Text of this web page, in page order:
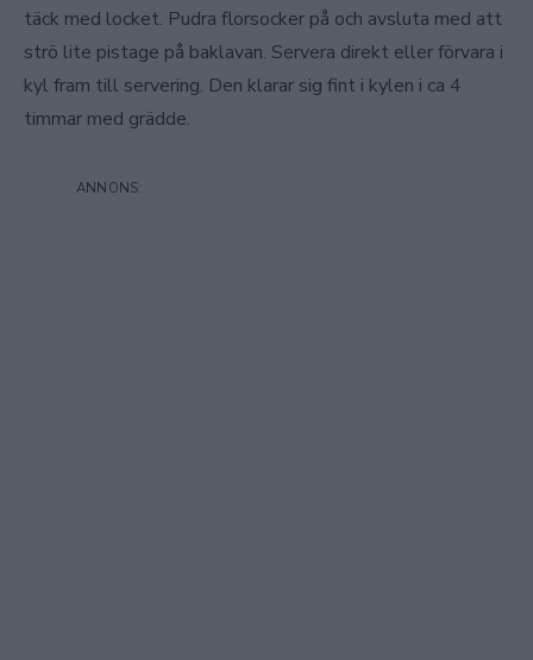
täck med locket. Pudra florsocker på och avsluta med att
strö lite pistage på baklavan. Servera direkt eller förvara i
kyl fram till servering. Den klarar sig fint i kylen i ca 4
timmar med grädde.